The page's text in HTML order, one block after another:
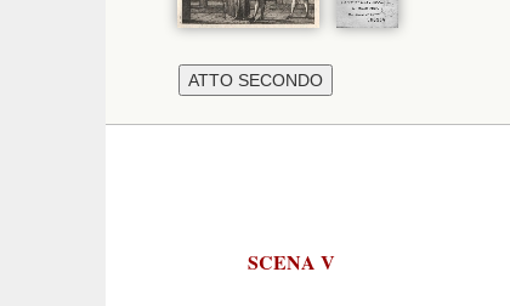
SCENA V